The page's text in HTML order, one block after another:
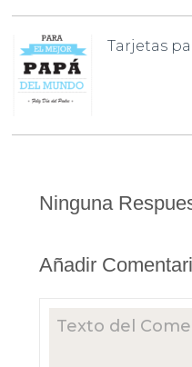
Tarjetas
Ninguna
Añadir